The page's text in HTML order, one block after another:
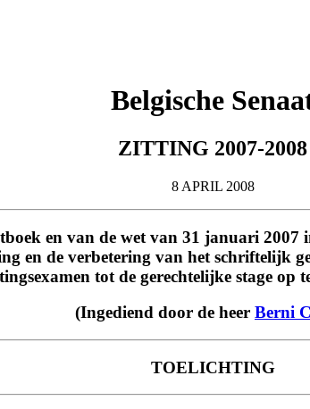
Belgische
ZITTING 2007-2008
8 APRIL 2008
en van de wet van 31 januari
en de verbetering van het schriftelijk
tot de gerechtelijke stage op
(Ingediend door de heer Berni
TOELICHTING